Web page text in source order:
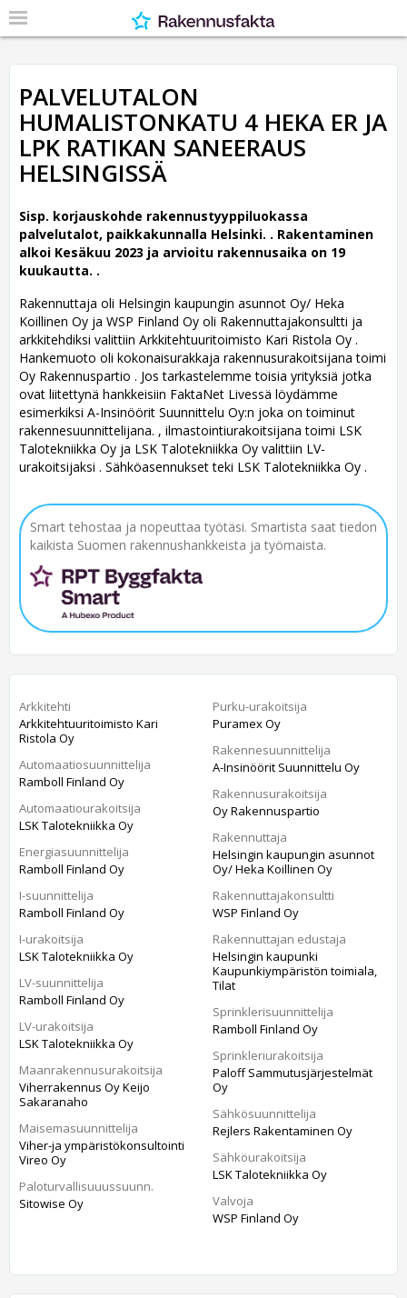
PALVELUTALON
HUMALISTONKATU 4 HEKA ER JA
LPK RATIKAN SANEERAUS
HELSINGISSÄ
Sisp. korjauskohde rakennustyyppiluokassa
palvelutalot, paikkakunnalla Helsinki. . Rakentaminen
alkoi Kesäkuu 2023 ja arvioitu rakennusaika on 19
kuukautta. .
Rakennuttaja oli Helsingin kaupungin asunnot Oy/ Heka
Koillinen Oy ja WSP Finland Oy oli Rakennuttajakonsultti ja
arkkitehdiksi valittiin Arkkitehtuuritoimisto Kari Ristola Oy .
Hankemuoto oli kokonaisurakkaja rakennusurakoitsijana toimi
Oy Rakennuspartio . Jos tarkastelemme toisia yrityksiä jotka
ovat liitettynä hankkeisiin FaktaNet Livessä löydämme
esimerkiksi A-Insinöörit Suunnittelu Oy:n joka on toiminut
rakennesuunnittelijana. , ilmastointiurakoitsijana toimi LSK
Talotekniikka Oy ja LSK Talotekniikka Oy valittiin LV-
urakoitsijaksi . Sähköasennukset teki LSK Talotekniikka Oy .
Smart tehostaa ja nopeuttaa työtäsi. Smartista saat tiedon
kaikista Suomen rakennushankkeista ja työmaista.
Arkkitehti
Arkkitehtuuritoimisto Kari
Ristola Oy
Automaatiosuunnittelija
Ramboll Finland Oy
Automaatiourakoitsija
LSK Talotekniikka Oy
Energiasuunnittelija
Ramboll Finland Oy
I-suunnittelija
Ramboll Finland Oy
I-urakoitsija
LSK Talotekniikka Oy
LV-suunnittelija
Ramboll Finland Oy
LV-urakoitsija
LSK Talotekniikka Oy
Maanrakennusurakoitsija
Viherrakennus Oy Keijo
Sakaranaho
Maisemasuunnittelija
Viher-ja ympäristökonsultointi
Vireo Oy
Paloturvallisuuussuunn.
Sitowise Oy
Purku-urakoitsija
Puramex Oy
Rakennesuunnittelija
A-Insinöörit Suunnittelu Oy
Rakennusurakoitsija
Oy Rakennuspartio
Rakennuttaja
Helsingin kaupungin asunnot
Oy/ Heka Koillinen Oy
Rakennuttajakonsultti
WSP Finland Oy
Rakennuttajan edustaja
Helsingin kaupunki
Kaupunkiympäristön toimiala,
Tilat
Sprinklerisuunnittelija
Ramboll Finland Oy
Sprinkleriurakoitsija
Paloff Sammutusjärjestelmät
Oy
Sähkösuunnittelija
Rejlers Rakentaminen Oy
Sähköurakoitsija
LSK Talotekniikka Oy
Valvoja
WSP Finland Oy